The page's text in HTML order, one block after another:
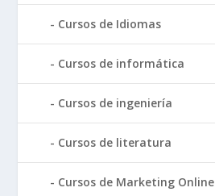
Cursos de Idiomas
Cursos de informática
Cursos de ingeniería
Cursos de literatura
Cursos de Marketing Online